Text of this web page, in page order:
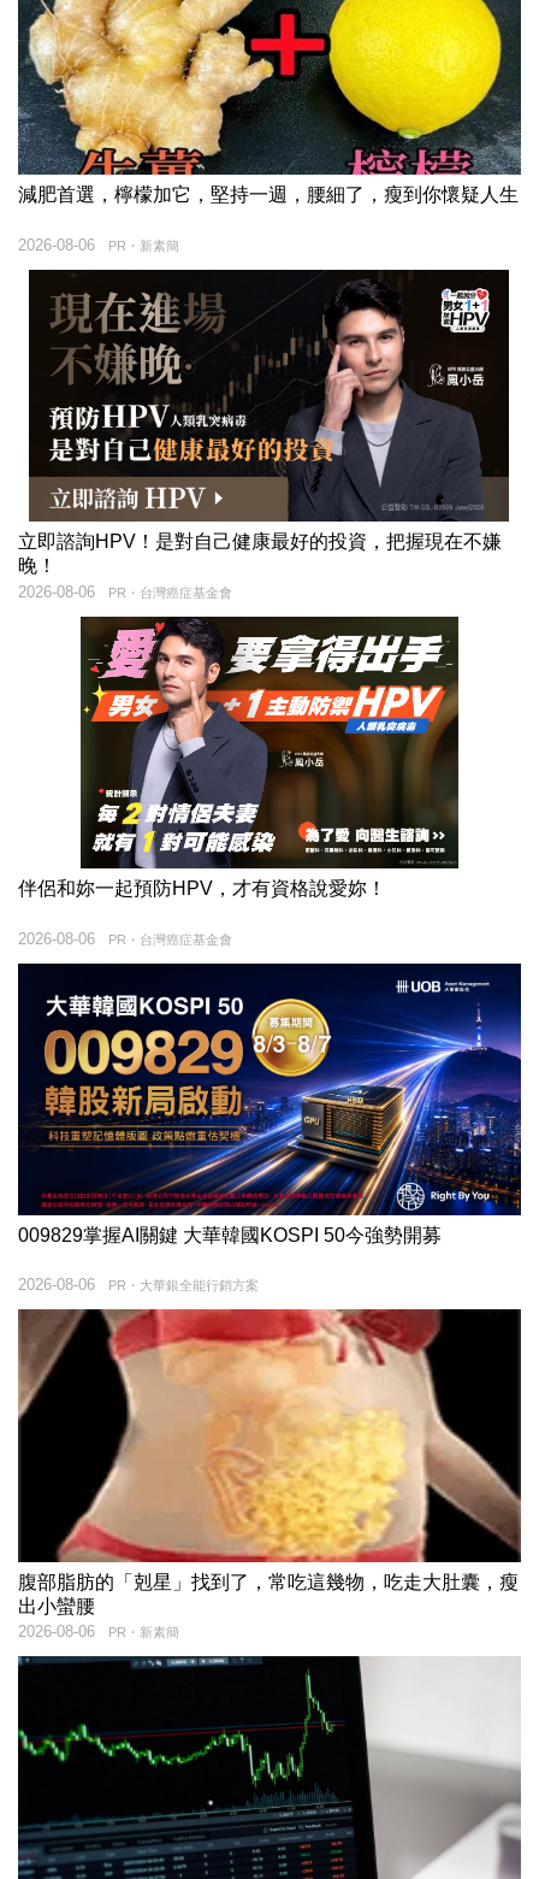
減肥首選，檸檬加它，堅持一週，腰細了，瘦到你懷疑人生
PR・新素簡
2026-08-06
立即諮詢HPV！是對自己健康最好的投資，把握現在不嫌
晚！
PR・台灣癌症基金會
2026-08-06
伴侶和妳一起預防HPV，才有資格說愛妳！
PR・台灣癌症基金會
2026-08-06
009829掌握AI關鍵 大華韓國KOSPI 50今強勢開募
PR・大華銀全能行銷方案
2026-08-06
腹部脂肪的「剋星」找到了，常吃這幾物，吃走大肚囊，瘦
出小蠻腰
PR・新素簡
2026-08-06